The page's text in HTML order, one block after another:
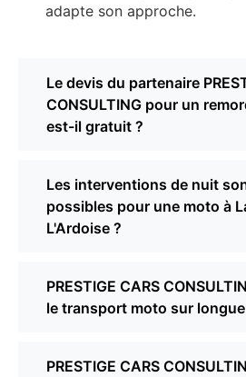
adapte son approche.
Le devis du partenaire
CONSULTING pour un
est-il gratuit ?
Les interventions de nuit
possibles pour une moto à
L'Ardoise ?
PRESTIGE CARS
le transport moto sur
PRESTIGE CARS